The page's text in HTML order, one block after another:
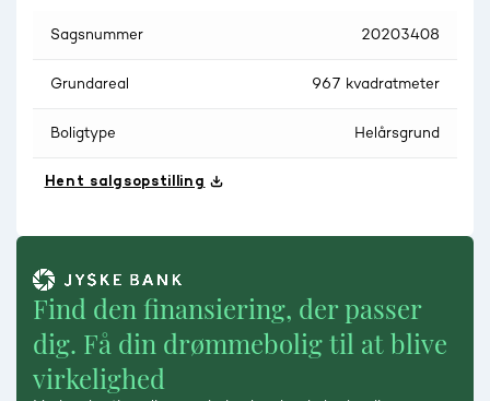
Sagsnummer 20203408
Grundareal 967 kvadratmeter
Boligtype Helårsgrund
Hent salgsopstilling
Find den finansiering, der passer
dig. Få din drømmebolig til at blive
virkelighed